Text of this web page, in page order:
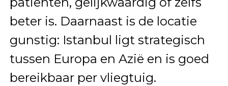
beter is. Daarnaast is de locatie
gunstig: Istanbul ligt strategisch
tussen Europa en Azië en is goed
bereikbaar per vliegtuig.